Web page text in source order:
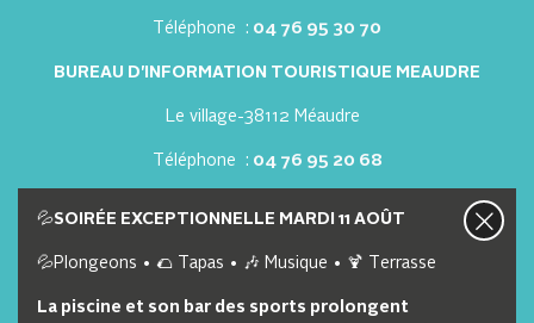
Téléphone : 04 76 95 30 70
BUREAU D'INFORMATION TOURISTIQUE MEAUDRE
Le village-38112 Méaudre
Téléphone : 04 76 95 20 68
Nous contacter Nos offres d'emploi
Lien utiles
💦SOIRÉE EXCEPTIONNELLE MARDI 11 AOÛT
💦Plongeons • 🌮 Tapas • 🎶 Musique • 🍹 Terrasse
La piscine et son bar des sports prolongent